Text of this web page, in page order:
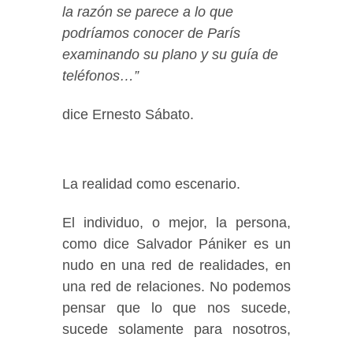
la razón se parece a lo que
podríamos conocer de París
examinando su plano y su guía de
teléfonos…”
dice Ernesto Sábato.
La realidad como escenario.
El individuo, o mejor, la persona,
como dice Salvador Pániker es un
nudo en una red de realidades, en
una red de relaciones. No podemos
pensar que lo que nos sucede,
sucede solamente para nosotros,